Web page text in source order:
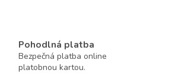
Pohodlná platba
Bezpečná platba online
platobnou kartou.